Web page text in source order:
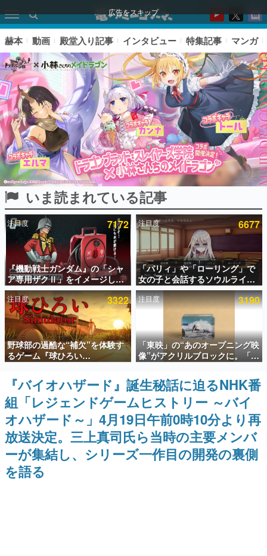
広告をスキップ
ピックアップ
電ファミのいま読まれている記事ランキング
アプリセール情報
インタビュー
連載・特集一覧
殿堂入り記事
SNS拡散数が数千以上！ ページビュー数万以上！ などな
ど。多くの人々に読まれた、電ファミ渾身の“殿堂入り”記
事をまとめました。
ゲームの企画書
名作ゲームクリエイターの方々に製作時のエピソードをお
聞きし、ヒットする企画（ゲーム）とは何か？を探ってい
きます。
赫本
この物語を解いてはいけない。『赫本』は、〈試験問題〉
の形をした短編ホラー小説集です。
赫本 動画 殿堂入り記事 インタビュー 特集記事 マンガ
いま読まれている記事
注目度 7172
『機動戦士ガンダム』の「シャ
ア専用ザクⅡ」をイメージした
散水ホースリールが予約開始。
本体にはシャアのパーソナルマ
ークやジオン公国軍のエンブレ
ム、型式番号などを配置
注目度 6677
「パリィ」や「ローリング」で
女の子と会話するソウルライク
恋愛ゲーム『小早川さんはソウ
ルライク』無料公開。返事に失
敗すると「YOU DIED」
注目度 3322
野球部の過酷な“補欠”を体験す
るゲーム『球ひろい
Simulator』が「1件」のウィッ
シュリストをもとにチェコ語に
対応しSNSで話題に。『キング
ダム・カム』開発元やチェコの
プロ野球選手から称賛の声
注目度 3190
「東映」の“あのオープニング映
像”がアクリルブロックに。「東
映ヒストリカル グッズコレクシ
ョン」が8月下旬より発売
『バイオハザード』誕生秘話に迫るNHK番
組「レジェンドゲームヒストリー ～バイ
オハザード～」4月19日午前0時10分より再
放送決定。三上真司氏ら当時の主要メンバ
ーが集結し、シリーズ一作目の開発の裏側
を語る